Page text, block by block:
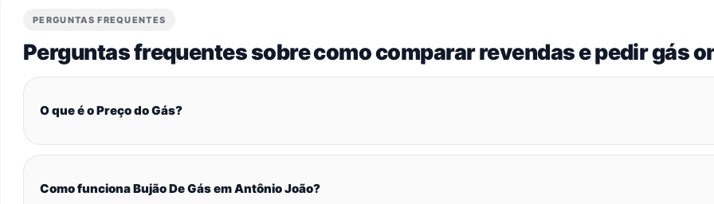
PERGUNTAS FREQUENTES
Perguntas frequentes sobre como comparar revendas e pedir gás
O que é o Preço do Gás?
Como funciona Bujão De Gás em Antônio João?